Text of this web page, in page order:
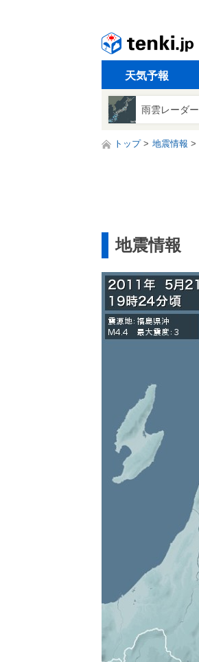
天気予報
雨雲レーダー
トップ 地震情報
地震情報